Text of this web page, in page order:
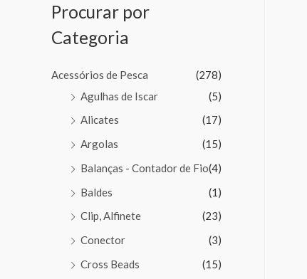
Procurar por
Categoria
Acessórios de Pesca
(278)
Agulhas de Iscar
(5)
Alicates
(17)
Argolas
(15)
Balanças - Contador de Fio(4)
Baldes
(1)
Clip, Alfinete
(23)
Conector
(3)
Cross Beads
(15)